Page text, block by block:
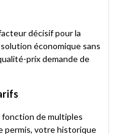
décisif pour la
économique sans
prix demande de
fonction de multiples
permis, votre historique